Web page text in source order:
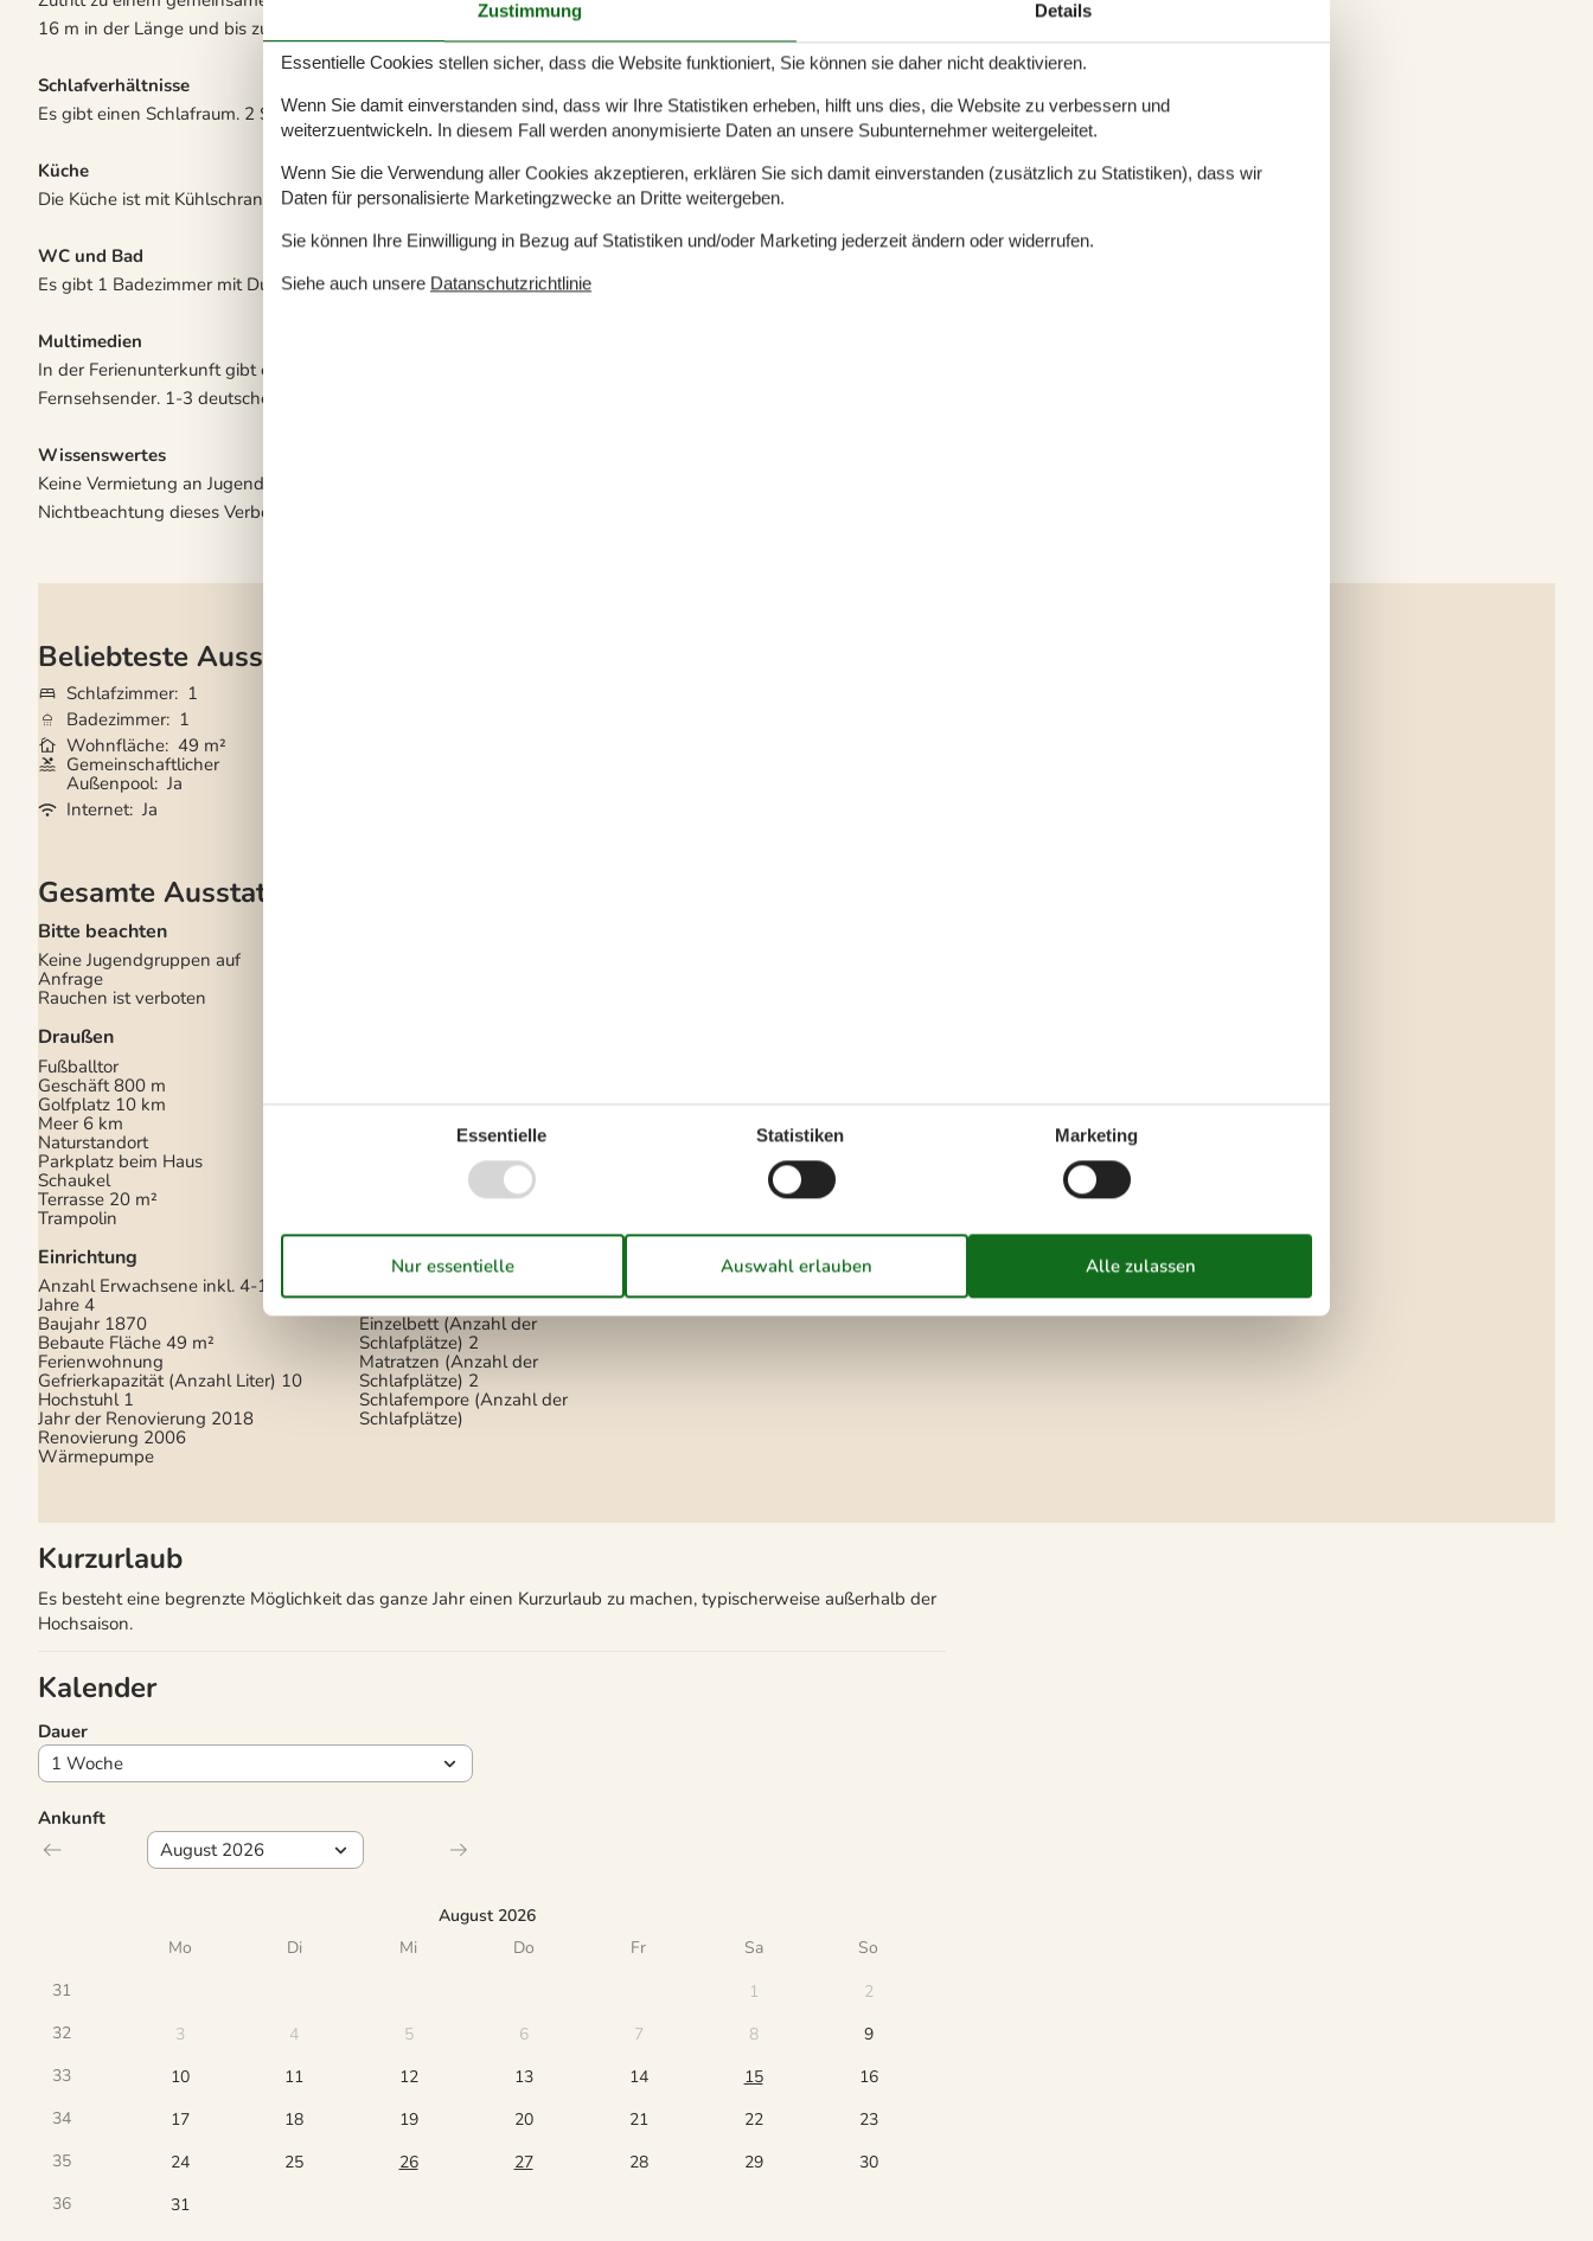
16 m in der Länge und bis zu 0,7 m in der Tiefe.
Schlafverhältnisse
Es gibt einen Schlafraum. 2 Schlafplätze in Einzelbetten. 2 Schlafplätze auf Matratzen.
Küche
Die Küche ist mit Kühlschrank ausgestattet. Außerdem gibt es 4 Keramik-Kochfelder, Umluftofen.
WC und Bad
Es gibt 1 Badezimmer mit Duschnische und 1 Toilette.. Fußbodenheizung in 1 Badezimmer.
Multimedien
In der Ferienunterkunft gibt es einen Fernseher. DVD-Player. Radio. CD-Player. Mindestens 4 dänische
Fernsehsender. 1-3 deutsche Fernsehsender. Es steht kabellose Internetverbindung zur Verfügung.
Wissenswertes
Keine Vermietung an Jugendgruppen in denen alle 15 - 25 Jahre sind. Rauchen ist ncht zugelassen. Bei
Nichtbeachtung dieses Verbots wird eine Gebühr von mindestens EUR 420 erhoben.
Beliebteste Ausstattungen
Schlafzimmer 1
Badezimmer 1
Wohnfläche 49 m²
Gemeinschaftlicher
Außenpool Ja
Internet Ja
Gesamte Ausstattung
Bitte beachten
Keine Jugendgruppen auf
Anfrage
Rauchen ist verboten
Draußen
Fußballtor
Geschäft 800 m
Golfplatz 10 km
Meer 6 km
Naturstandort
Parkplatz beim Haus
Schaukel
Terrasse 20 m²
Trampolin
Einrichtung
Anzahl Erwachsene inkl. 4-11
Jahre 4
Baujahr 1870
Bebaute Fläche 49 m²
Ferienwohnung
Gefrierkapazität (Anzahl Liter) 10
Hochstuhl 1
Jahr der Renovierung 2018
Renovierung 2006
Wärmepumpe
1-3 deutsche Kanäle
Anzahl der Fernseher
Herunterladen
50
Radio
Schlafverhältnisse
Anzahl der Schlafzimmer 1
Einzelbett (Anzahl der
Schlafplätze) 2
Matratzen (Anzahl der
Schlafplätze) 2
Schlafempore (Anzahl der
Schlafplätze)
Duschkabine
Fußbodenheizung
1
Zugang zur Ferienunterkunft
Kurzurlaub
Es besteht eine begrenzte Möglichkeit das ganze Jahr einen Kurzurlaub zu machen, typischerweise außerhalb der
Hochsaison.
Kalender
Ankunft
August 2026
Mo
Di Mi Do Fr Sa
So
31
1
2
32
3 4 5 6 7 8
9
33
10 11 12 13 14 15
16
34
17 18 19 20 21 22
23
35
24 25 26 27 28 29
30
36
31
Dauer
Zustimmung Details
Essentielle Cookies stellen sicher, dass die Website funktioniert, Sie können sie daher nicht deaktivieren.
Wenn Sie damit einverstanden sind, dass wir Ihre Statistiken erheben, hilft uns dies, die Website zu verbessern und
weiterzuentwickeln. In diesem Fall werden anonymisierte Daten an unsere Subunternehmer weitergeleitet.
Wenn Sie die Verwendung aller Cookies akzeptieren, erklären Sie sich damit einverstanden (zusätzlich zu Statistiken), dass wir
Daten für personalisierte Marketingzwecke an Dritte weitergeben.
Sie können Ihre Einwilligung in Bezug auf Statistiken und/oder Marketing jederzeit ändern oder widerrufen.
Siehe auch unsere Datanschutzrichtlinie
Essentielle Statistiken Marketing